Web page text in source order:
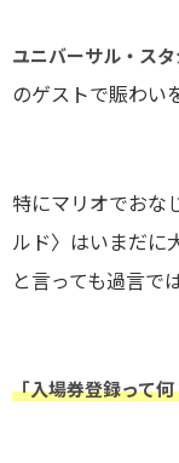
ユニバーサル・ス
のゲストで賑わい
特にマリオでおな
ルド〉はいまだに
と言っても過言で
「入場券登録って